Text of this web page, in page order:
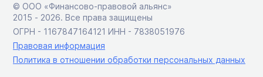
© ООО «Финансово-правовой альянс»
2015 ‑ 2026. Все права защищены
ОГРН - 1167847164121 ИНН - 7838051976
Правовая информация
Политика в отношении обработки персональных данных